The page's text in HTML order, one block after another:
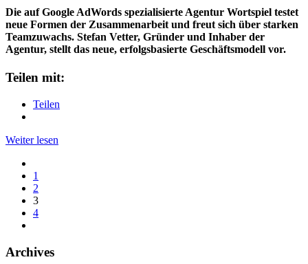
Die auf Google AdWords spezialisierte Agentur Wortspiel testet
neue Formen der Zusammenarbeit und freut sich über starken
Teamzuwachs. Stefan Vetter, Gründer und Inhaber der
Agentur, stellt das neue, erfolgsbasierte Geschäftsmodell vor.
Teilen mit:
Teilen
Weiter lesen
1
2
3
4
Archives